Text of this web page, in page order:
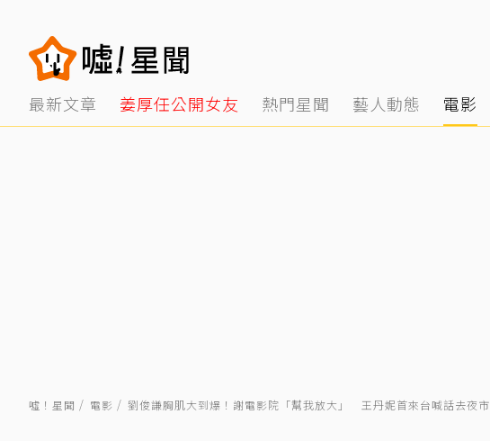
最新文章 姜厚任公開女友 熱門星聞 藝人動態 電影
噓！星聞 電影 劉俊謙胸肌大到爆！謝電影院「幫我放大」 王丹妮首來台喊話去夜市